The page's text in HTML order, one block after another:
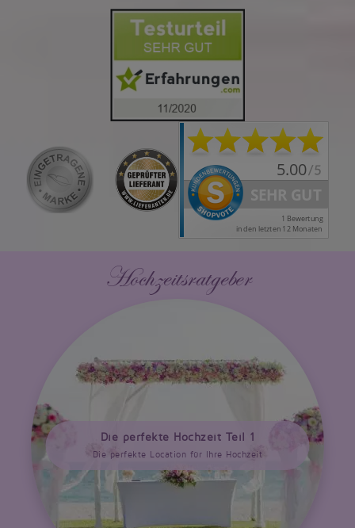
Hochzeitsratgeber
Die perfekte Hochzeit Teil 1
Die perfekte Location für Ihre Hochzeit